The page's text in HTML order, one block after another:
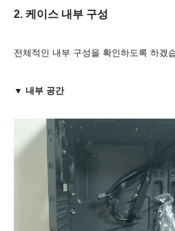
2. 케이스 내부 구성
전체적인 내부 구성을 확인하도록 하겠
▼ 내부 공간